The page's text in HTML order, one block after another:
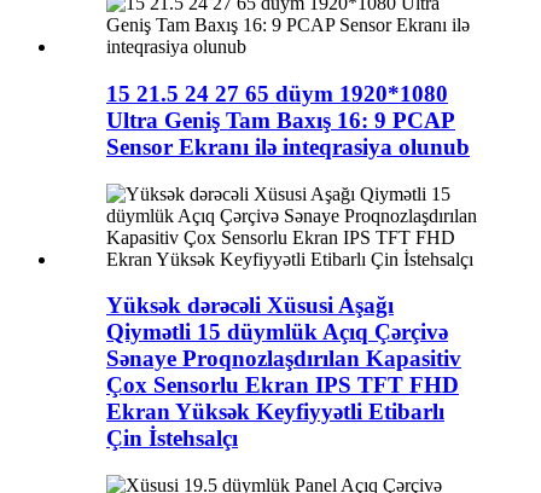
15 21.5 24 27 65 düym 1920*1080
Ultra Geniş Tam Baxış 16: 9 PCAP
Sensor Ekranı ilə inteqrasiya olunub
Yüksək dərəcəli Xüsusi Aşağı
Qiymətli 15 düymlük Açıq Çərçivə
Sənaye Proqnozlaşdırılan Kapasitiv
Çox Sensorlu Ekran IPS TFT FHD
Ekran Yüksək Keyfiyyətli Etibarlı
Çin İstehsalçı